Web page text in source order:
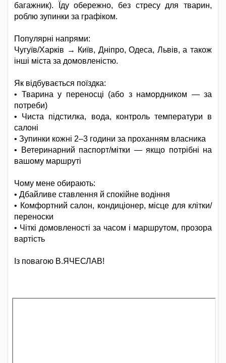
багажник). Їду обережно, без стресу для тварин,
роблю зупинки за графіком.
Популярні напрями:
Чугуїв/Харків → Київ, Дніпро, Одеса, Львів, а також
інші міста за домовленістю.
Як відбувається поїздка:
• Тварина у переносці (або з намордником — за
потреби)
• Чиста підстилка, вода, контроль температури в
салоні
• Зупинки кожні 2–3 години за проханням власника
• Ветеринарний паспорт/мітки — якщо потрібні на
вашому маршруті
Чому мене обирають:
• Дбайливе ставлення й спокійне водіння
• Комфортний салон, кондиціонер, місце для клітки/
переноски
• Чіткі домовленості за часом і маршрутом, прозора
вартість
Із повагою В.ЯЧЕСЛАВ!